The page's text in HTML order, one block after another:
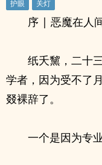
序 | 恶魔在人
纸夭黧，二十
学者，因为受不了
叕裸辞了。
一个是因为专